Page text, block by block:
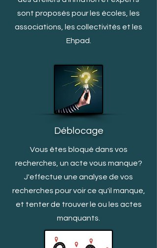
sont proposés pour les écoles, les
associations, les collectivités et les
Ehpad.
Déblocage
Vous êtes bloqué dans vos
recherches, un acte vous manque?
J'effectue une analyse de vos
recherches pour voir ce qu'il manque,
et tenter de trouver le ou les actes
manquants.